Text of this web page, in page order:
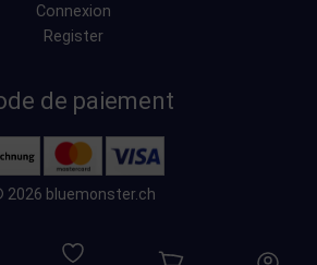
Connexion
Register
de paiement
2026 bluemonster.ch